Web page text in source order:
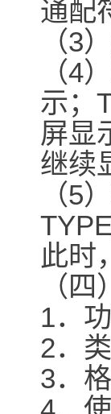
通配
（3
（4
示；
屏显
继续
（5
此时
（
1．
2．
3．